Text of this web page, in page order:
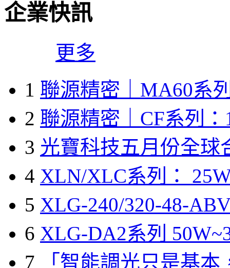
企業快訊
更多
1 聯源精密｜MA60系
2 聯源精密｜CF系列：
3 光寶科技五月份全球
4 XLN/XLC系列：
5 XLG-240/320-48-
6 XLG-DA2系列
7
「智能調光只是基本